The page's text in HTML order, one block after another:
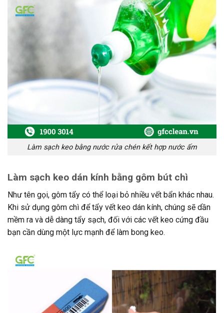
Làm sạch keo bằng nước rửa chén kết hợp nước ấm
Làm sạch keo dán kính bằng gôm bút chì
Như tên gọi, gôm tẩy có thể loại bỏ nhiều vết bẩn khác nhau.
Khi sử dụng gôm chì để tẩy vết keo dán kính, chúng sẽ dần
mềm ra và dễ dàng tẩy sạch, đối với các vết keo cứng đầu
bạn cần dùng một lực mạnh để làm bong keo.